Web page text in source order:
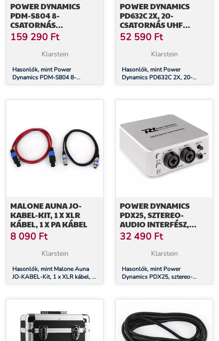
POWER DYNAMICS
PDM-S804 8-
CSATORNÁS
KEVERŐPULT,
DSP/MP3, USB PORT,
BLUETOOTH VEVŐ
159 290 Ft
Klarstein
Hasonlók, mint Power
Dynamics PDM-S804 8-
csatornás keverőpult, DSP/MP3,
POWER DYNAMICS
PD632C 2X, 20-
CSATORNÁS UHF
VEZETÉK NÉLKÜLI
MIKROFON KÉSZLET, 1
X KÉZI / 1 X HEADSET
52 590 Ft
Klarstein
Hasonlók, mint Power
Dynamics PD632C 2X, 20-
csatornás UHF vezeték nélküli
headset mikrofon
MALONE AUNA JO-
KABEL-KIT, 1 X XLR
KÁBEL, 1 X PA KÁBEL
8 090 Ft
Klarstein
Hasonlók, mint Malone Auna
JO-KABEL-Kit, 1 x XLR kábel, 1
x PA kábel
POWER DYNAMICS
PDX25, SZTEREO-
AUDIO INTERFÉSZ,
TARTALMAZZA AZ
AUDACITY SZOFTVERT
32 490 Ft
Klarstein
Hasonlók, mint Power
Dynamics PDX25, sztereo-
audio interfész, tartalmazza az